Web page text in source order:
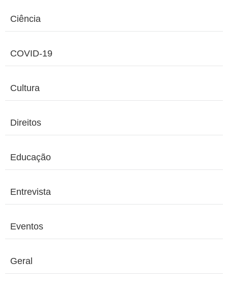
Ciência
COVID-19
Cultura
Direitos
Educação
Entrevista
Eventos
Geral